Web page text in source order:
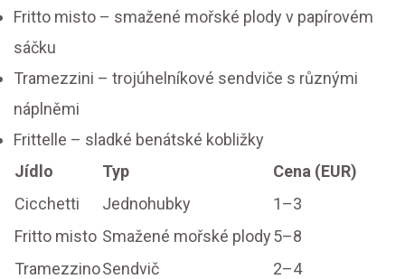
Fritto misto – smažené mořské plody v papírovém
sáčku
Tramezzini – trojúhelníkové sendviče s různými
náplněmi
Frittelle – sladké benátské kobližky
Jídlo
Typ
Cena (EUR)
Cicchetti
Jednohubky
1–3
Fritto misto Smažené mořské plody5–8
TramezzinoSendvič
2–4